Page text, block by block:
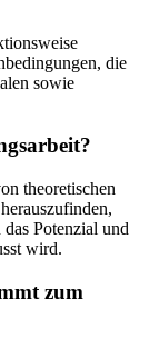
die
sowie
theoretischen
Potenzial und
wird.
zum